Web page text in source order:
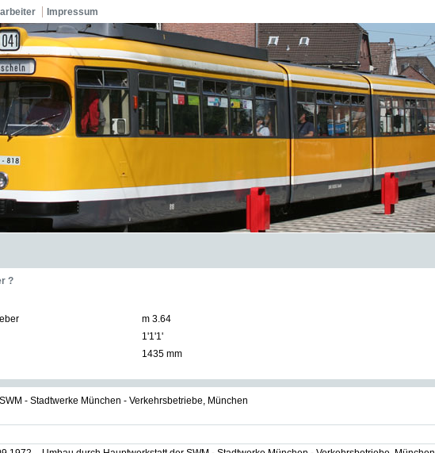
Impressum
?
m 3.64
1'1'1'
1435 mm
- Stadtwerke München - Verkehrsbetriebe, München